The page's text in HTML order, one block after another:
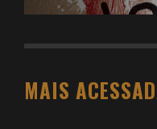
MAIS